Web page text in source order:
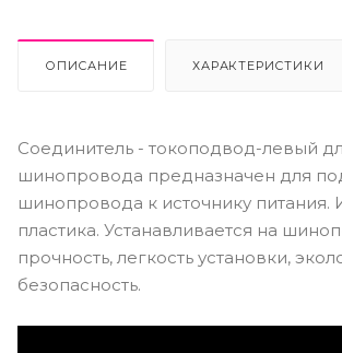
ОПИСАНИЕ ХАРАКТЕРИСТИКИ
Соединитель - токоподвод-левый
шинопровода предназначен для
шинопровода к источнику питания.
пластика. Устанавливается на
прочность, легкость установки,
безопасность.